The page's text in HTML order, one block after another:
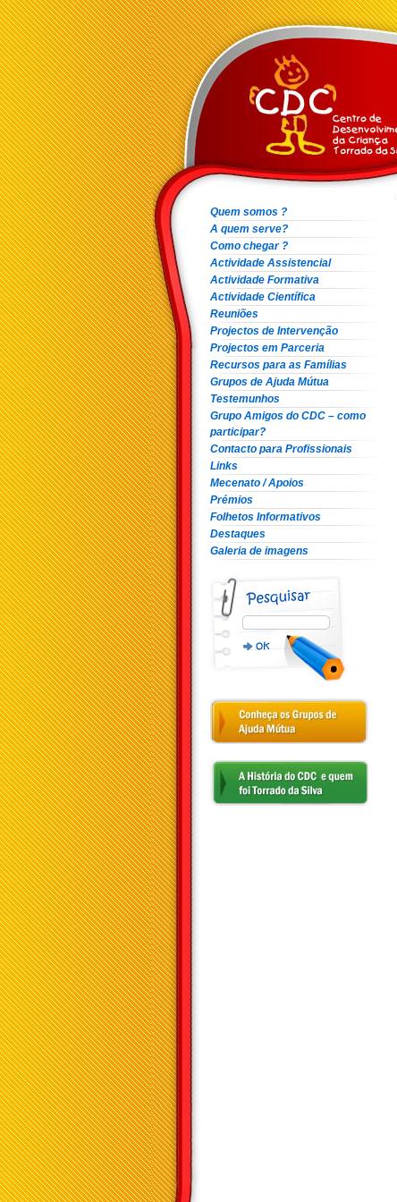
Quem somos ?
A quem serve?
Como chegar ?
Actividade Assistencial
Actividade Formativa
Actividade Científica
Reuniões
Projectos de Intervenção
Projectos em Parceria
Recursos para as Famílias
Grupos de Ajuda Mútua
Testemunhos
Grupo Amigos do CDC – como
participar?
Contacto para Profissionais
Links
Mecenato / Apoios
Prémios
Folhetos Informativos
Destaques
Galeria de imagens